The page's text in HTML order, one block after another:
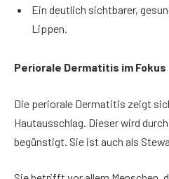
Ein deutlich sichtbarer,
Lippen.
Periorale Dermatitis im Fokus
Die periorale Dermatitis zeigt
Hautausschlag. Dieser wird
begünstigt. Sie ist auch als